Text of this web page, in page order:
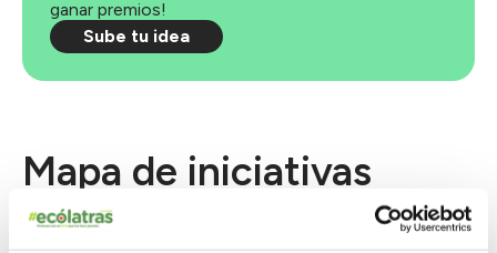
ganar premios!
Sube tu idea
Mapa de iniciativas
335
94